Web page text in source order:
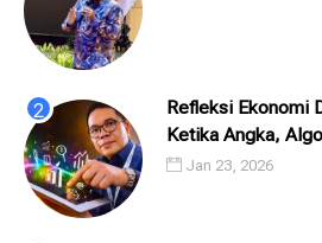
Refleksi Ekonomi
Ketika Angka,
Saling Menatap
Jan 23, 2026